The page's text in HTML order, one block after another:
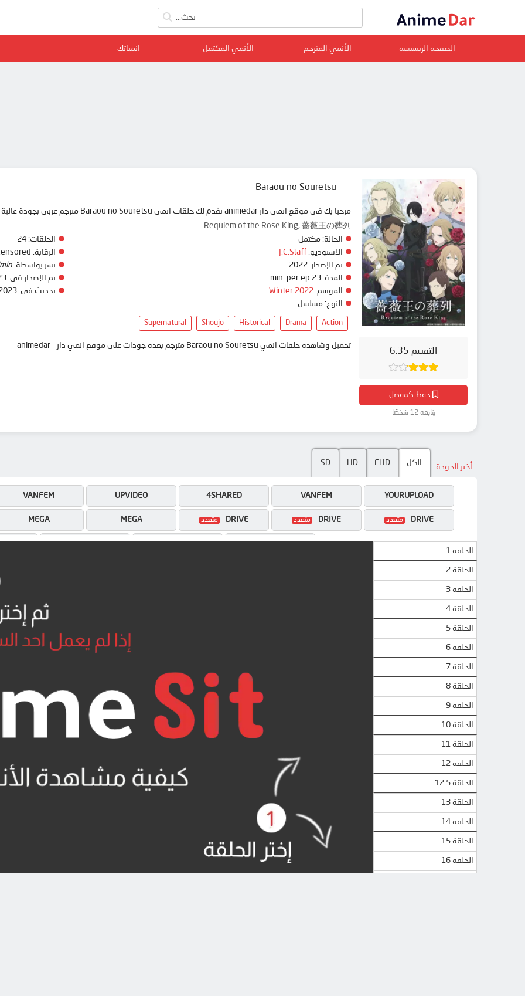
الصفحة الرئسيسة الأنمي المترجم الأنمي المكتمل انمياتك
التقييم 6.35
حفظ كمفضل
يتابعه 12 شخصًا
Baraou no Souretsu
مرحبا بك في موقع انمي دار animedar نقدم لك حلقات انمي Baraou no Souretsu مترجم عربي بجودة عالية على سرفرات متعددة, مشاهدة ممتعة
Requiem of the Rose King, 薔薇王の葬列
الحالة: مكتمل
الاستوديو: J.C.Staff
تم الإصدار:
المدة:
الموسم: Winter 2022
النوع: مسلسل
الحلقات:
الرقابة:
نشر بواسطة:
تم الإصدار في:
تحديث في:
Action
Drama
Historical
Shoujo
Supernatural
تحميل وشاهدة حلقات انمي Baraou no Souretsu مترجم بعدة جودات على موقع انمي دار - animedar
أختر الجودة الكل FHD
HD
SD
YOURUPLOAD
VANFEM
4SHARED
MEGA DRIVE
UPVIDEO
MP4UPLOAD
VANFEM
DRIVE
MEGA
DOOD
MP4UPLOAD
DRIVE
الحلقة 1
الحلقة 2
الحلقة 3
الحلقة 4
الحلقة 5
الحلقة 6
الحلقة 7
الحلقة 8
الحلقة 9
الحلقة 10
الحلقة 11
الحلقة 12
الحلقة 12.5
الحلقة 13
الحلقة 14
الحلقة 15
الحلقة 16